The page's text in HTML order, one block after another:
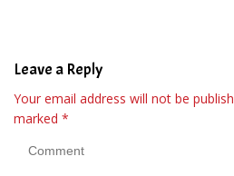
Leave a Reply
Your email address will not be
marked *